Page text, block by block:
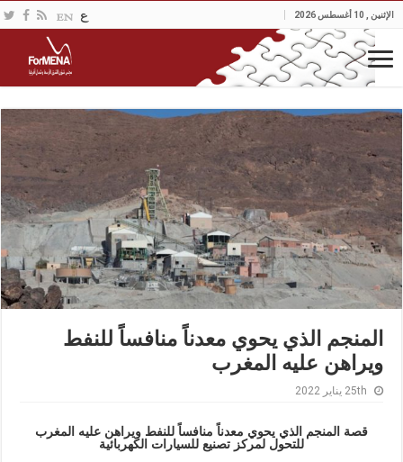
الإثنين , 10 أغسطس 2026
المنجم الذي يحوي معدناً منافساً للنفط
ويراهن عليه المغرب
25th يناير 2022
قصة المنجم الذي يحوي معدناً منافساً للنفط ويراهن عليه المغرب
للتحول لمركز تصنيع للسيارات الكهربائية